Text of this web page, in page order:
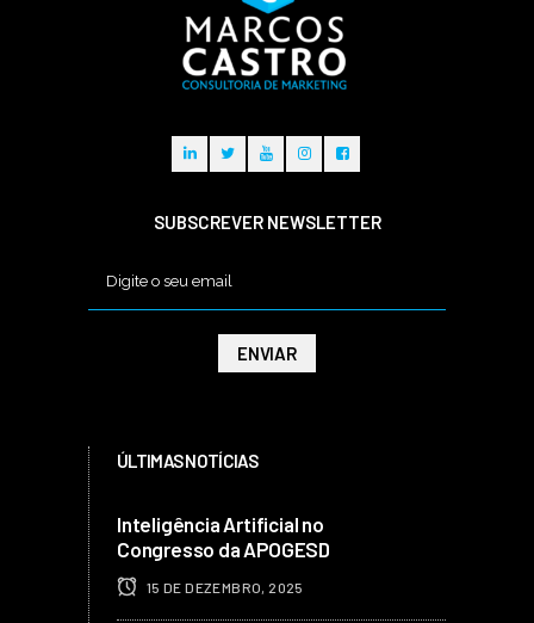
SUBSCREVER NEWSLETTER
ÚLTIMAS NOTÍCIAS
Inteligência Artificial no
Congresso da APOGESD
15 DE DEZEMBRO, 2025